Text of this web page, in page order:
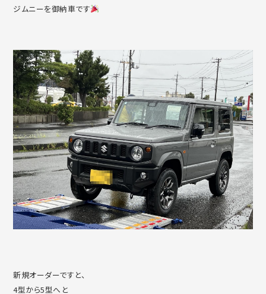
ジムニーを御納車です
新規オーダーですと、
4型から5型へと